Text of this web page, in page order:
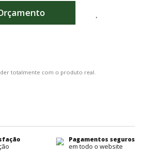
totalmente com o produto real.
Pagamentos seguros
em todo o website